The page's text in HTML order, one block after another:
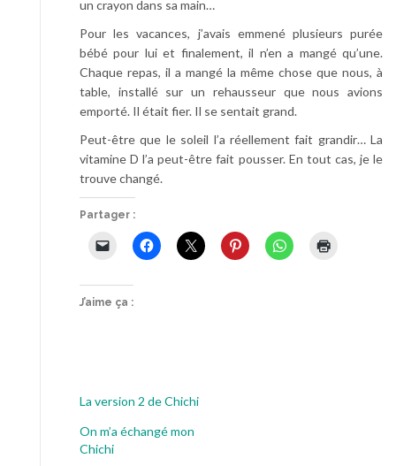
un crayon dans sa main…
Pour les vacances, j’avais emmené plusieurs purée
bébé pour lui et finalement, il n’en a mangé qu’une.
Chaque repas, il a mangé la même chose que nous, à
table, installé sur un rehausseur que nous avions
emporté. Il était fier. Il se sentait grand.
Peut-être que le soleil l’a réellement fait grandir… La
vitamine D l’a peut-être fait pousser. En tout cas, je le
trouve changé.
Partager :
J’aime ça :
La version 2 de Chichi
On m’a échangé mon
Chichi